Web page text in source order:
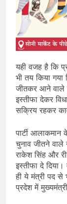
यही वजह है कि
भी तय किया गया
जीतकर आने वाले
इस्तीफा देकर
सक्रिय रहकर
पार्टी आलाकमान
चुनाव जीतने वाले
राकेश सिंह और
इस्तीफा दे
ही ये मंत्री पद से
प्रदेश में